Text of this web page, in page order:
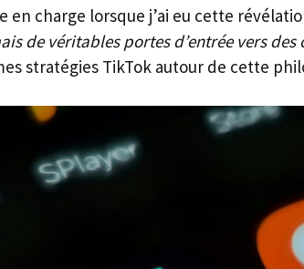
en charge lorsque j’ai eu cette
de véritables portes d’entrée vers
stratégies TikTok autour de cette